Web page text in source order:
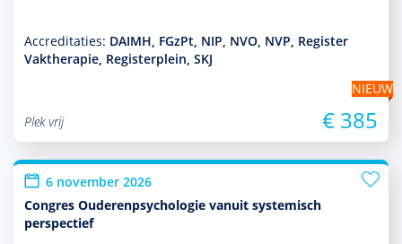
Accreditaties: DAIMH, FGzPt, NIP, NVO, NVP, Register
Vaktherapie, Registerplein, SKJ
NIEUW
Plek vrij
€ 385
6 november 2026
Congres Ouderenpsychologie vanuit systemisch
perspectief